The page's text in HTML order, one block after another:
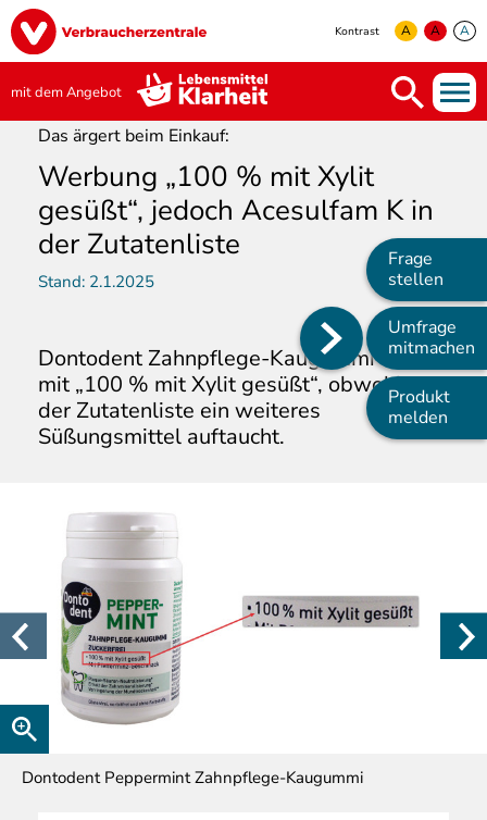
Direkt
zum
Inhalt
Image
Kontrast A A A
mit dem Angebot
Main
navigation
Frage
stellen
Umfrage
mitmachen
Produkt
melden
Das ärgert beim Einkauf:
Werbung „100 % mit Xylit
gesüßt“, jedoch Acesulfam K in
der Zutatenliste
Stand: 2.1.2025
Dontodent Zahnpflege-Kaugummi wirbt
mit „100 % mit Xylit gesüßt“, obwohl in
der Zutatenliste ein weiteres
Süßungsmittel auftaucht.
Dontodent Peppermint Zahnpflege-Kaugummi